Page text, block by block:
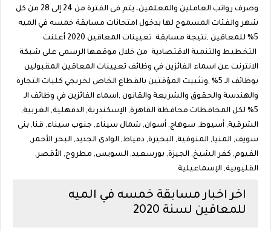
وصرف رواتب العاملين والمعلمين، يتم فى الفترة من 24 إلى 28 من كل
شهر والفئات المسموح لها بدخول امتحانات مسابقة خمسه في الميه
5% للمعاقين ,نتيجة مسابقة تعيينات المعاقين 2020 أعلنت
التخطيط والتنمية الاقتصادية من خلال موقعها الرسمى على شبكة
الانترنت عن اسماء الفائزين في وظائف تعيينات المعاقين المقبولين
بوظائف الـ 5% ,وتثبيت المؤقتين بالقطاع الخاص لخريجي كليات التجارة
والهندسة والحقوق والشريعة والقانون ,اسماء الفائزين في وظائف الـ
5% لكل المحافظات محافظة القاهرة, الإسكندرية, الدقهلية, الغربية,
الشرقية, أسيوط, سوهاج, أسوان, شمال سيناء, جنوب سيناء, قنا, بنى
سويف, المنيا, المنوفية, البحيرة, دمياط, الوادى الجديد, البحر الأحمر,
الفيوم, كفر الشيخ, الجيزة, بورسعيد, السويس, مطروح, الأقصر,
القليوبية, الإسماعيلية.
اخر اخبار مسابقة خمسه في الميه
للمعاقين لسنة 2020